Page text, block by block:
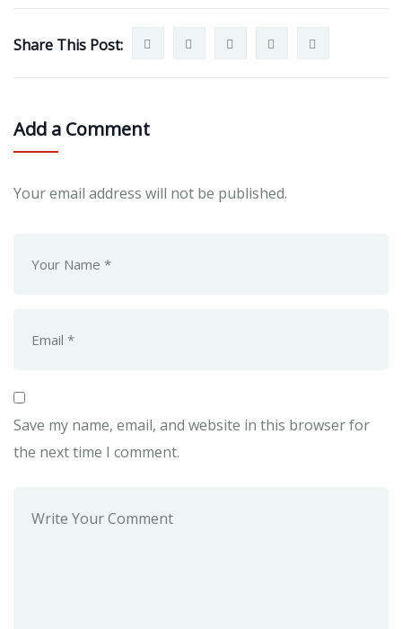
Share This Post:
Add a Comment
Your email address will not be published.
Save my name, email, and website in this browser for
the next time I comment.